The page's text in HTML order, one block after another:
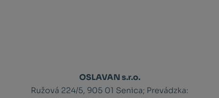
OSLAVAN s.r.o.
Ružová 224/5, 905 01 Senica; Prevádzka: